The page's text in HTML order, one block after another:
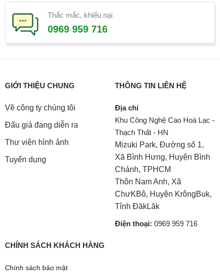
Thắc mắc, khiếu nại
0969 959 716
GIỚI THIỆU CHUNG
Về công ty chúng tôi
Đấu giá đang diễn ra
Thư viện hình ảnh
Tuyển dụng
THÔNG TIN LIÊN HỆ
Địa chỉ
Khu Công Nghệ Cao Hoà Lạc -
Thạch Thất - HN
Mizuki Park, Đường số 1,
Xã Bình Hưng, Huyện Bình
Chánh, TPHCM
Thôn Nam Anh, Xã
ChưKBô, Huyện KrôngBuk,
Tỉnh ĐăkLăk
Điện thoại: 0969 959 716
CHÍNH SÁCH KHÁCH HÀNG
Chính sách bảo mật